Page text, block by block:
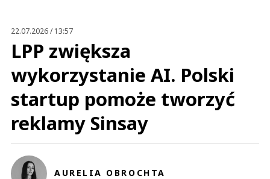
22.07.2026 / 13:57
LPP zwiększa
wykorzystanie AI. Polski
startup pomoże tworzyć
reklamy Sinsay
AURELIA OBROCHTA